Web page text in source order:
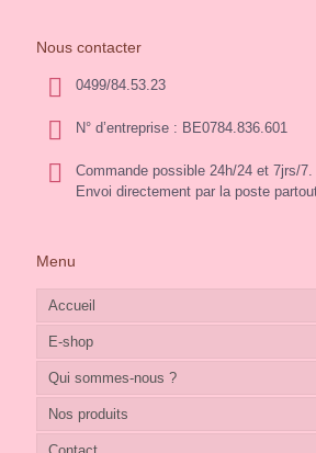
Nous contacter
0499/84.53.23
N° d’entreprise : BE0784.836.601
Commande possible 24h/24 et 7jrs/7.
Envoi directement par la poste
Menu
Accueil
E-shop
Qui sommes-nous ?
Nos produits